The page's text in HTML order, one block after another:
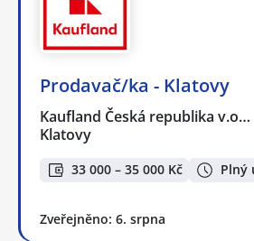
Prodavač/ka - Klatovy
Kaufland Česká republika v.o…
Klatovy
33 000 – 35 000 Kč Plný
Zveřejněno: 6. srpna